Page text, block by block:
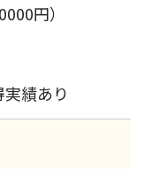
円）
績あり